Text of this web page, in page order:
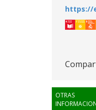
https://
OTRAS